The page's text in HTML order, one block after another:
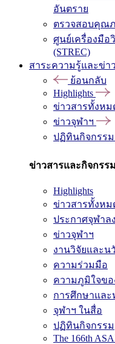
อันตราย
ตรวจสอบคุณ
ศูนย์เครื่องมือ
(STREC)
สาระความรู้และข่า
ย้อนกลับ
Highlights
ข่าวสารทั้งหม
ข่าวจุฬาฯ
ปฏิทินกิจกรรม
ข่าวสารและกิจกรรม
Highlights
ข่าวสารทั้งหม
ประกาศจุฬา
ข่าวจุฬาฯ
งานวิจัยและน
ความร่วมมือ
ความภูมิใจขอ
การศึกษาและ
จุฬาฯ ในสื่อ
ปฏิทินกิจกรรม
The 166th